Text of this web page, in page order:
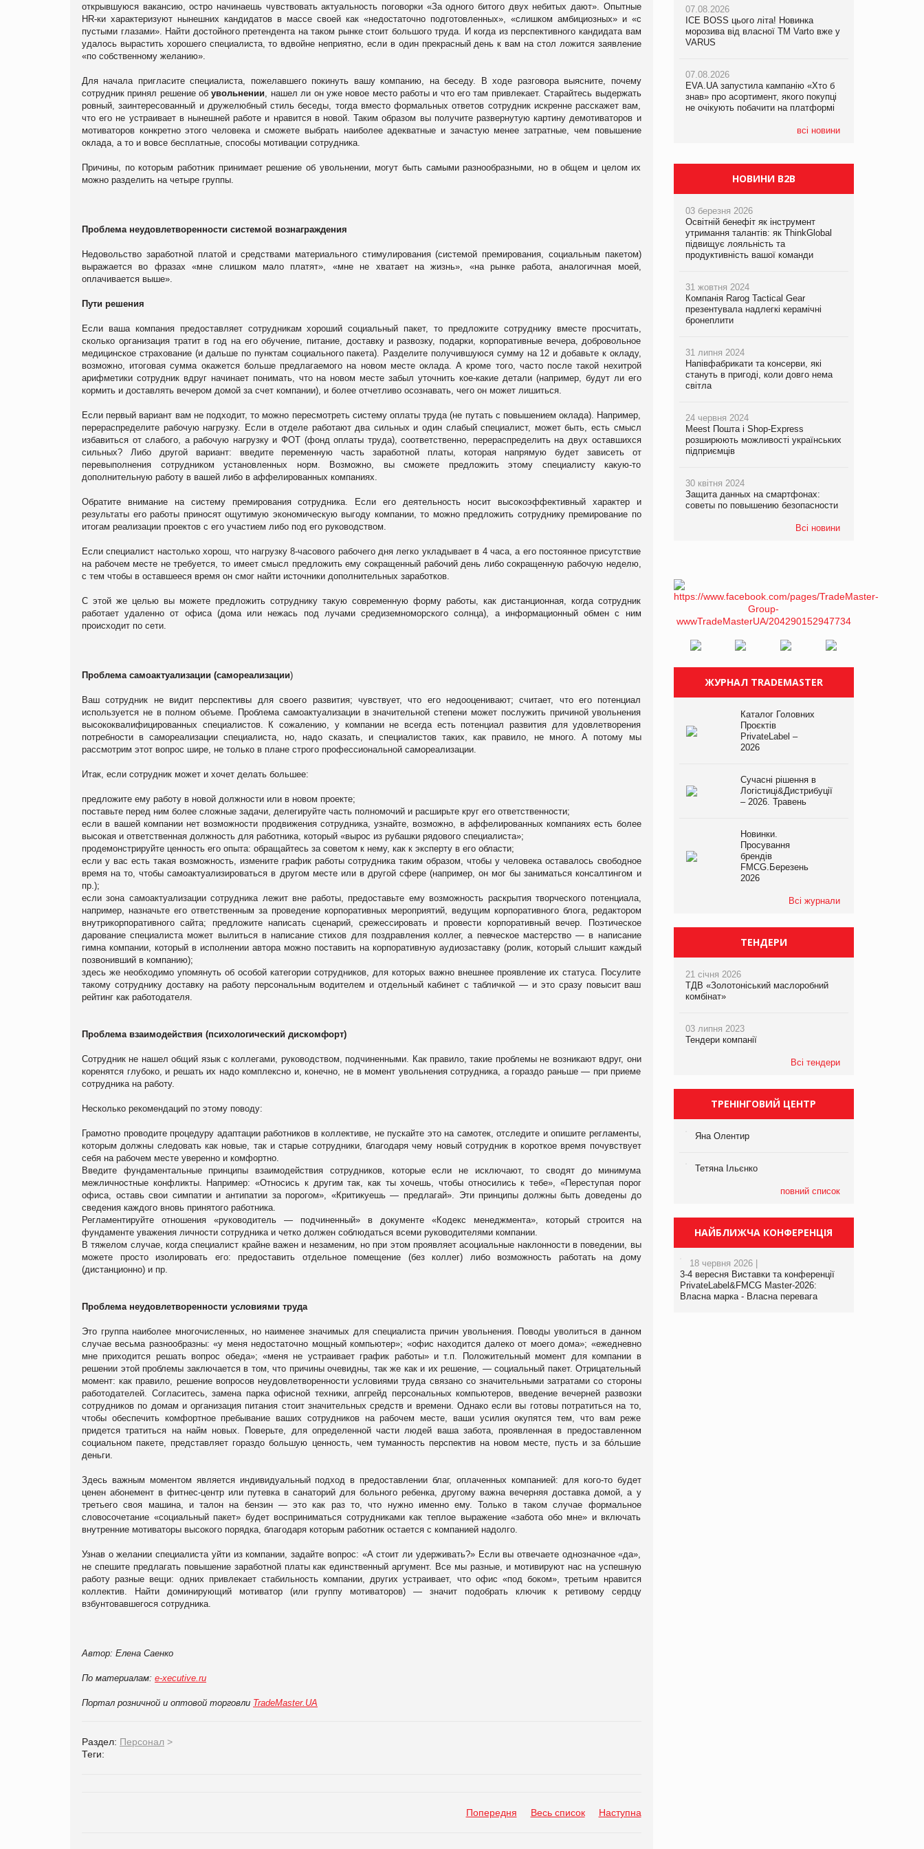
открывшуюся вакансию, остро начинаешь чувствовать актуальность поговорки «За одного битого двух небитых дают». Опытные
HR-ки характеризуют нынешних кандидатов в массе своей как «недостаточно подготовленных», «слишком амбициозных» и «с
пустыми глазами». Найти достойного претендента на таком рынке стоит большого труда. И когда из перспективного кандидата вам
удалось вырастить хорошего специалиста, то вдвойне неприятно, если в один прекрасный день к вам на стол ложится заявление
«по собственному желанию».
Для начала пригласите специалиста, пожелавшего покинуть вашу компанию, на беседу. В ходе разговора выясните, почему
сотрудник принял решение обувольнении , нашел ли он уже новое место работы и что его там привлекает. Старайтесь выдержать
ровный, заинтересованный и дружелюбный стиль беседы, тогда вместо формальных ответов сотрудник искренне расскажет вам,
что его не устраивает в нынешней работе и нравится в новой. Таким образом вы получите развернутую картину демотиваторов и
мотиваторов конкретно этого человека и сможете выбрать наиболее адекватные и зачастую менее затратные, чем повышение
оклада, а то и вовсе бесплатные, способы мотивации сотрудника.
Причины, по которым работник принимает решение об увольнении, могут быть самыми разнообразными, но в общем и целом их
можно разделить на четыре группы.
Проблема неудовлетворенности системой вознаграждения
Недовольство заработной платой и средствами материального стимулирования (системой премирования, социальным пакетом)
выражается во фразах «мне слишком мало платят», «мне не хватает на жизнь», «на рынке работа, аналогичная моей,
оплачивается выше».
Пути решения
Если ваша компания предоставляет сотрудникам хороший социальный пакет, то предложите сотруднику вместе просчитать,
сколько организация тратит в год на его обучение, питание, доставку и развозку, подарки, корпоративные вечера, добровольное
медицинское страхование (и дальше по пунктам социального пакета). Разделите получившуюся сумму на 12 и добавьте к окладу,
возможно, итоговая сумма окажется больше предлагаемого на новом месте оклада. А кроме того, часто после такой нехитрой
арифметики сотрудник вдруг начинает понимать, что на новом месте забыл уточнить кое-какие детали (например, будут ли его
кормить и доставлять вечером домой за счет компании), и более отчетливо осознавать, чего он может лишиться.
Если первый вариант вам не подходит, то можно пересмотреть систему оплаты труда (не путать с повышением оклада). Например,
перераспределите рабочую нагрузку. Если в отделе работают два сильных и один слабый специалист, может быть, есть смысл
избавиться от слабого, а рабочую нагрузку и ФОТ (фонд оплаты труда), соответственно, перераспределить на двух оставшихся
сильных? Либо другой вариант: введите переменную часть заработной платы, которая напрямую будет зависеть от
перевыполнения сотрудником установленных норм. Возможно, вы сможете предложить этому специалисту какую-то
дополнительную работу в вашей либо в аффелированных компаниях.
Обратите внимание на систему премирования сотрудника. Если его деятельность носит высокоэффективный характер и
результаты его работы приносят ощутимую экономическую выгоду компании, то можно предложить сотруднику премирование по
итогам реализации проектов с его участием либо под его руководством.
Если специалист настолько хорош, что нагрузку 8-часового рабочего дня легко укладывает в 4 часа, а его постоянное присутствие
на рабочем месте не требуется, то имеет смысл предложить ему сокращенный рабочий день либо сокращенную рабочую неделю,
с тем чтобы в оставшееся время он смог найти источники дополнительных заработков.
С этой же целью вы можете предложить сотруднику такую современную форму работы, как дистанционная, когда сотрудник
работает удаленно от офиса (дома или нежась под лучами средиземноморского солнца), а информационный обмен с ним
происходит по сети.
Проблема самоактуализации (самореализации)
Ваш сотрудник не видит перспективы для своего развития; чувствует, что его недооценивают; считает, что его потенциал
используется не в полном объеме. Проблема самоактуализации в значительной степени может послужить причиной увольнения
высококвалифицированных специалистов. К сожалению, у компании не всегда есть потенциал развития для удовлетворения
потребности в самореализации специалиста, но, надо сказать, и специалистов таких, как правило, не много. А потому мы
рассмотрим этот вопрос шире, не только в плане строго профессиональной самореализации.
Итак, если сотрудник может и хочет делать большее:
предложите ему работу в новой должности или в новом проекте;
поставьте перед ним более сложные задачи, делегируйте часть полномочий и расширьте круг его ответственности;
если в вашей компании нет возможности продвижения сотрудника, узнайте, возможно, в аффелированных компаниях есть более
высокая и ответственная должность для работника, который «вырос из рубашки рядового специалиста»;
продемонстрируйте ценность его опыта: обращайтесь за советом к нему, как к эксперту в его области;
если у вас есть такая возможность, измените график работы сотрудника таким образом, чтобы у человека оставалось свободное
время на то, чтобы самоактуализироваться в другом месте или в другой сфере (например, он мог бы заниматься консалтингом и
пр.);
если зона самоактуализации сотрудника лежит вне работы, предоставьте ему возможность раскрытия творческого потенциала,
например, назначьте его ответственным за проведение корпоративных мероприятий, ведущим корпоративного блога, редактором
внутрикорпоративного сайта; предложите написать сценарий, срежессировать и провести корпоративный вечер. Поэтическое
дарование специалиста может вылиться в написание стихов для поздравления коллег, а певческое мастерство ― в написание
гимна компании, который в исполнении автора можно поставить на корпоративную аудиозаставку (ролик, который слышит каждый
позвонивший в компанию);
здесь же необходимо упомянуть об особой категории сотрудников, для которых важно внешнее проявление их статуса. Посулите
такому сотруднику доставку на работу персональным водителем и отдельный кабинет с табличкой ― и это сразу повысит ваш
рейтинг как работодателя.
Проблема взаимодействия (психологический дискомфорт)
Сотрудник не нашел общий язык с коллегами, руководством, подчиненными. Как правило, такие проблемы не возникают вдруг, они
коренятся глубоко, и решать их надо комплексно и, конечно, не в момент увольнения сотрудника, а гораздо раньше ― при приеме
сотрудника на работу.
Несколько рекомендаций по этому поводу:
Грамотно проводите процедуру адаптации работников в коллективе, не пускайте это на самотек, отследите и опишите регламенты,
которым должны следовать как новые, так и старые сотрудники, благодаря чему новый сотрудник в короткое время почувствует
себя на рабочем месте уверенно и комфортно.
Введите фундаментальные принципы взаимодействия сотрудников, которые если не исключают, то сводят до минимума
межличностные конфликты. Например: «Относись к другим так, как ты хочешь, чтобы относились к тебе», «Переступая порог
офиса, оставь свои симпатии и антипатии за порогом», «Критикуешь ― предлагай». Эти принципы должны быть доведены до
сведения каждого вновь принятого работника.
Регламентируйте отношения «руководитель ― подчиненный» в документе «Кодекс менеджмента», который строится на
фундаменте уважения личности сотрудника и четко должен соблюдаться всеми руководителями компании.
В тяжелом случае, когда специалист крайне важен и незаменим, но при этом проявляет асоциальные наклонности в поведении, вы
можете просто изолировать его: предоставить отдельное помещение (без коллег) либо возможность работать на дому
(дистанционно) и пр.
Проблема неудовлетворенности условиями труда
Это группа наиболее многочисленных, но наименее значимых для специалиста причин увольнения. Поводы уволиться в данном
случае весьма разнообразны: «у меня недостаточно мощный компьютер»; «офис находится далеко от моего дома»; «ежедневно
мне приходится решать вопрос обеда»; «меня не устраивает график работы» и т.п. Положительный момент для компании в
решении этой проблемы заключается в том, что причины очевидны, так же как и их решение, ― социальный пакет. Отрицательный
момент: как правило, решение вопросов неудовлетворенности условиями труда связано со значительными затратами со стороны
работодателей. Согласитесь, замена парка офисной техники, апгрейд персональных компьютеров, введение вечерней развозки
сотрудников по домам и организация питания стоит значительных средств и времени. Однако если вы готовы потратиться на то,
чтобы обеспечить комфортное пребывание ваших сотрудников на рабочем месте, ваши усилия окупятся тем, что вам реже
придется тратиться на найм новых. Поверьте, для определенной части людей ваша забота, проявленная в предоставленном
социальном пакете, представляет гораздо большую ценность, чем туманность перспектив на новом месте, пусть и за бóльшие
деньги.
Здесь важным моментом является индивидуальный подход в предоставлении благ, оплаченных компанией: для кого-то будет
ценен абонемент в фитнес-центр или путевка в санаторий для больного ребенка, другому важна вечерняя доставка домой, а у
третьего своя машина, и талон на бензин ― это как раз то, что нужно именно ему. Только в таком случае формальное
словосочетание «социальный пакет» будет восприниматься сотрудниками как теплое выражение «забота обо мне» и включать
внутренние мотиваторы высокого порядка, благодаря которым работник остается с компанией надолго.
Узнав о желании специалиста уйти из компании, задайте вопрос: «А стоит ли удерживать?» Если вы отвечаете однозначное «да»,
не спешите предлагать повышение заработной платы как единственный аргумент. Все мы разные, и мотивируют нас на успешную
работу разные вещи: одних привлекает стабильность компании, других устраивает, что офис «под боком», третьим нравится
коллектив. Найти доминирующий мотиватор (или группу мотиваторов) ― значит подобрать ключик к ретивому сердцу
взбунтовавшегося сотрудника.
Автор: Елена Саенко
По материалам: e-xecutive.ru
Портал розничной и оптовой торговли TradeMaster.UA
Раздел: Персонал >
Теги:
Попередня Весь список Наступна
07.08.2026
ICE BOSS цього літа! Новинка
морозива від власної ТМ Varto вже у
VARUS
07.08.2026
EVA.UA запустила кампанію «Хто б
знав» про асортимент, якого покупці
не очікують побачити на платформі
всі новини
06.08.2026
Смачна новинка для хвостатих: у
VARUS з’явилися паучі Varto Paw
05.08.2026
Мережа супермаркетів VARUS купує
мережу магазинів формату
компанія налічуватиме 374 магазини
07.08.2026
Франція заборонила рекламні дзвінки
НОВИНИ B2B
03 березня 2026
Освітній бенефіт як інструмент
утримання талантів: як ThinkGlobal
підвищує лояльність та
продуктивність вашої команди
31 жовтня 2024
Компанія Rarog Tactical Gear
презентувала надлегкі керамічні
бронеплити
31 липня 2024
Напівфабрикати та консерви, які
стануть в пригоді, коли довго нема
світла
24 червня 2024
Meest Пошта і Shop-Express
розширюють можливості українських
підприємців
30 квітня 2024
Защита данных на смартфонах:
советы по повышению безопасности
Всі новини
ЖУРНАЛ TRADEMASTER
Каталог Головних
Проєктів
PrivateLabel –
2026
Сучасні рішення в
Логістиці&Дистрибуції
– 2026. Травень
Новинки.
Просування
брендів
FMCG.Березень
2026
Всі журнали
ТЕНДЕРИ
21 січня 2026
ТДВ «Золотоніський маслоробний
комбінат»
03 липня 2023
Тендери компанії
Всі тендери
ТРЕНІНГОВИЙ ЦЕНТР
Яна Олентир
Тетяна Ільєнко
повний список
НАЙБЛИЖЧА КОНФЕРЕНЦІЯ
18 червня 2026 |
3-4 вересня Виставки та конференції
PrivateLabel&FMCG Master-2026:
Власна марка - Власна перевага